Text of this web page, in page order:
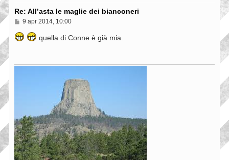
Re: All’asta le maglie dei bianconeri
M
s
s
g
9 apr 2014, 10:00
quella di Conne è già mia.